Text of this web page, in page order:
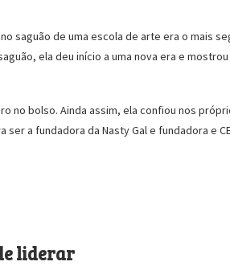
saguão de uma escola de arte era o mais
ela deu início a uma nova era e
no bolso. Ainda assim, ela confiou nos
a fundadora da Nasty Gal e fundadora e
liderar